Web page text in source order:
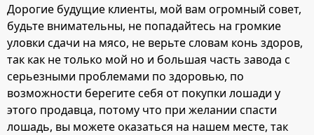
Дорогие будущие клиенты, мой вам огромный совет,
будьте внимательны, не попадайтесь на громкие
уловки сдачи на мясо, не верьте словам конь здоров,
так как не только мой но и большая часть завода с
серьезными проблемами по здоровью, по
возможности берегите себя от покупки лошади у
этого продавца, потому что при желании спасти
лошадь, вы можете оказаться на нашем месте, так